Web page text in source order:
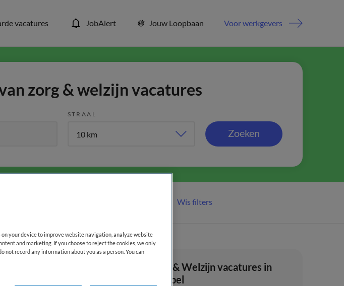
vacatures JobAlert Jouw Loopbaan Voor werkgevers
zorg & welzijn vacatures
STRAAL
Zoeken
Wis filters
Zorg & Welzijn vacatures in
Meppel
your device to improve website navigation, analyze website
and marketing. If you choose to reject the cookies, we only
not record any information about you as a person. You can